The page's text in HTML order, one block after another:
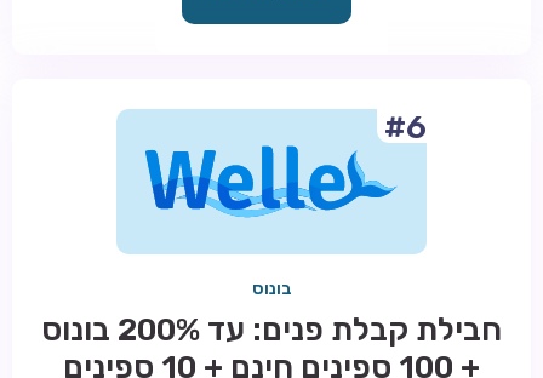
#6
בונוס
חבילת קבלת פנים: עד 200% בונוס
+ 100 ספינים חינם + 10 ספינים